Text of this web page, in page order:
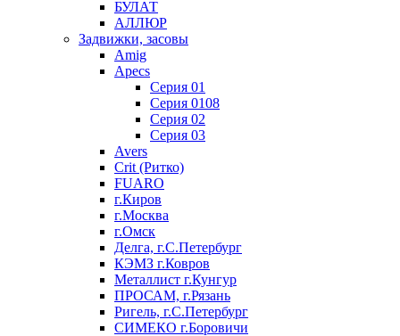
БУЛАТ
АЛЛЮР
Задвижки, засовы
Amig
Apecs
Серия 01
Серия 0108
Серия 02
Серия 03
Avers
Crit (Ритко)
FUARO
г.Киров
г.Москва
г.Омск
Делга, г.С.Петербург
КЭМЗ г.Ковров
Металлист г.Кунгур
ПРОСАМ, г.Рязань
Ригель, г.С.Петербург
СИМЕКО г.Боровичи